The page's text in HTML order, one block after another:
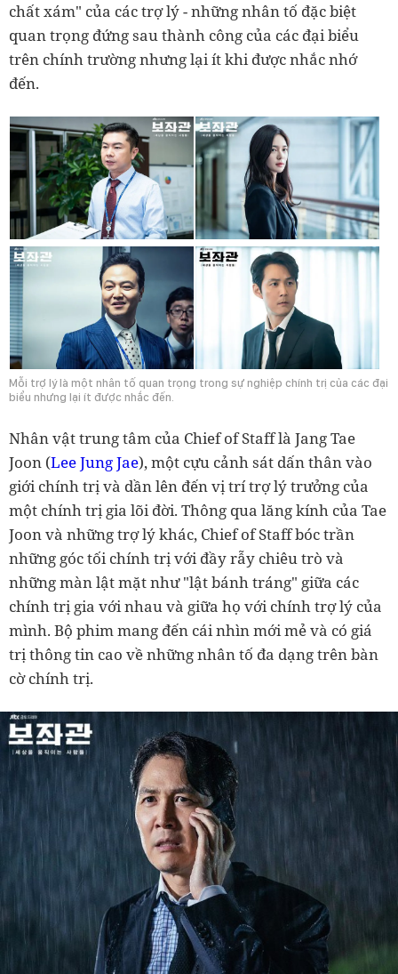
chất xám" của các trợ lý - những nhân tố đặc biệt
quan trọng đứng sau thành công của các đại biểu
trên chính trường nhưng lại ít khi được nhắc nhớ
đến.
Mỗi trợ lý là một nhân tố quan trọng trong sự nghiệp chính trị của các đại
biểu nhưng lại ít được nhắc đến.
Nhân vật trung tâm của Chief of Staff là Jang Tae
Joon (Lee Jung Jae), một cựu cảnh sát dấn thân vào
giới chính trị và dần lên đến vị trí trợ lý trưởng của
một chính trị gia lõi đời. Thông qua lăng kính của Tae
Joon và những trợ lý khác, Chief of Staff bóc trần
những góc tối chính trị với đầy rẫy chiêu trò và
những màn lật mặt như "lật bánh tráng" giữa các
chính trị gia với nhau và giữa họ với chính trợ lý của
mình. Bộ phim mang đến cái nhìn mới mẻ và có giá
trị thông tin cao về những nhân tố đa dạng trên bàn
cờ chính trị.